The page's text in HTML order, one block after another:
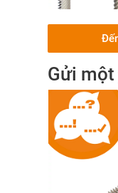
Gửi một